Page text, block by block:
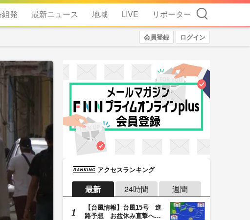
発 最新ニュース 地域 LIVE リポーター 検索
会員登録 ログイン
アクセスランキング
最新 24時間 週間
【台風情報】台風15号 進
路予想 お盆休み直撃へ